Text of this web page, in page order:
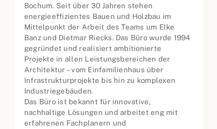
Bochum. Seit über 30 Jahren stehen
energieeffizientes Bauen und Holzbau im
Mittelpunkt der Arbeit des Teams um Elke
Banz und Dietmar Riecks. Das Büro wurde 1994
gegründet und realisiert ambitionierte
Projekte in allen Leistungsbereichen der
Architektur – vom Einfamilienhaus über
Infrastrukturprojekte bis hin zu komplexen
Industriegebäuden.
Das Büro ist bekannt für innovative,
nachhaltige Lösungen und arbeitet eng mit
erfahrenen Fachplanern und